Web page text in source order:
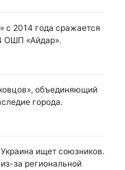
с 2014 года сражается
ОШП «Айдар».
объединяющий
города.
ищет союзников.
за региональной